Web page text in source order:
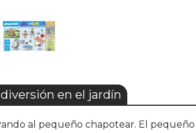
en el jardín
al pequeño chapotear. El